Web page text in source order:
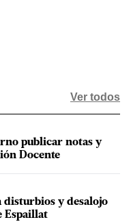
Ver todos
publicar notas y
Docente
disturbios y desalojo
Espaillat